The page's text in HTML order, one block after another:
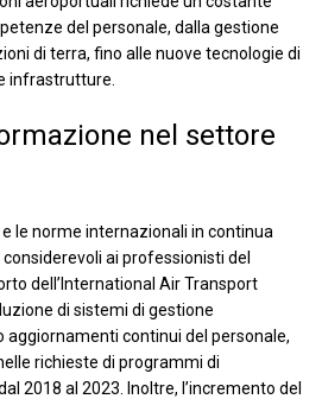
del personale, dalla gestione
di terra, fino alle nuove tecnologie di
infrastrutture.
nel settore
le norme internazionali in continua
ai professionisti del
dell’International Air Transport
di sistemi di gestione
continui del personale,
richieste di programmi di
2018 al 2023. Inoltre, l’incremento del